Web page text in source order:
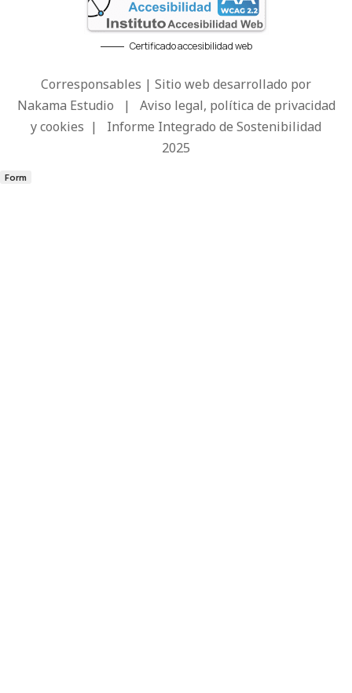
Certificado accesibilidad web
Corresponsables | Sitio web desarrollado por
Nakama Estudio | Aviso legal, política de privacidad
y cookies | Informe Integrado de Sostenibilidad
2025
Form